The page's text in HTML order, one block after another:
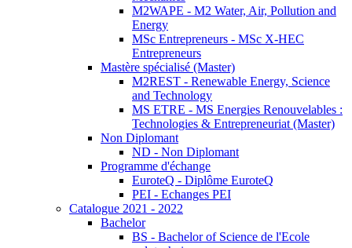
M2WAPE - M2 Water, Air, Pollution and
Energy
MSc Entrepreneurs - MSc X-HEC
Entrepreneurs
Mastère spécialisé (Master)
M2REST - Renewable Energy, Science
and Technology
MS ETRE - MS Energies Renouvelables :
Technologies & Entrepreneuriat (Master)
Non Diplomant
ND - Non Diplomant
Programme d'échange
EuroteQ - Diplôme EuroteQ
PEI - Echanges PEI
Catalogue 2021 - 2022
Bachelor
BS - Bachelor of Science de l'Ecole